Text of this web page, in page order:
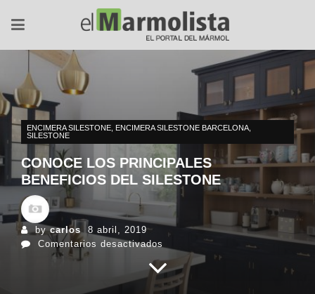
ENCIMERA SILESTONE ENCIMERA SILESTONE BARCELONA
SILESTONE
CONOCE LOS PRINCIPALES
BENEFICIOS DEL SILESTONE
bycarlos
8 abril, 2019
Comentarios desactivados
Conoce
los
principales
beneficios
del